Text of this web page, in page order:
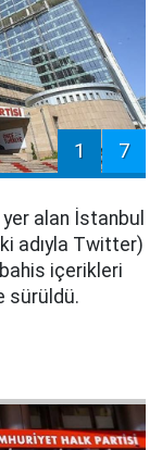
1 7
alan İstanbul
adıyla Twitter)
bahis içerikleri
sürüldü.